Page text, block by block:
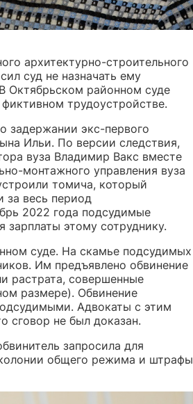
архитектурно-строительного
суд не назначать ему
Октябрьском районном суде
трудоустройстве.
о задержании экс-первого
Ильи. По версии следствия,
вуза Владимир Вакс вместе
монтажного управления вуза
томича, который
за весь период
2022 года подсудимые
зарплаты этому сотруднику.
суде. На скамье подсудимых
Им предъявлено обвинение
растрата, совершенные
размере). Обвинение
Адвокаты с этим
сговор не был доказан.
запросила для
общего режима и штрафы